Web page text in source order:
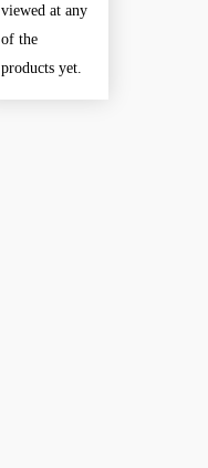
viewed at any
of the
products yet.